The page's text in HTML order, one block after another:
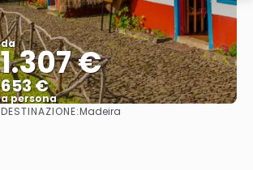
da
1.307 €
653 €
a persona
Vedere
DESTINAZIONE:Madeira